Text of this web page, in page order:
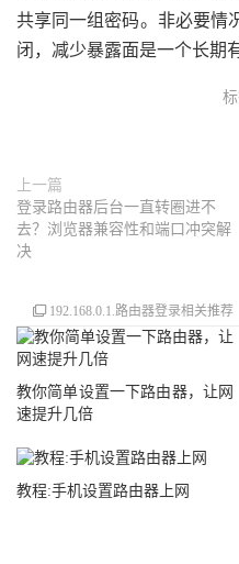
共享同一组密码。非必要情
闭，减少暴露面是一个长期
标
上一篇
登录路由器后台一直转圈进不
去？浏览器兼容性和端口冲突解
决
192.168.0.1.路由器登录相关推荐
教你简单设置一下路由器，让网
速提升几倍
教程:手机设置路由器上网